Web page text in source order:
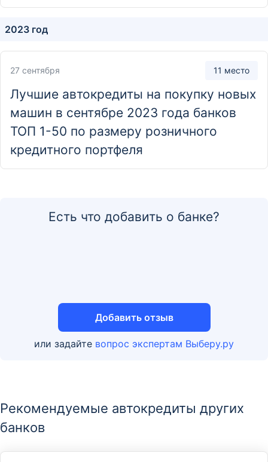
Дополнительный офис «Голден Парк»
ул. Курчатова, 1 (3 этаж), г. Новосибирск, 630129,
2023 год
27 сентября 11 место
Лучшие автокредиты на покупку новых
машин в сентябре 2023 года банков
ТОП 1-50 по размеру розничного
кредитного портфеля
Есть что добавить о банке?
Добавить отзыв
или задайте вопрос экспертам Выберу.ру
Рекомендуемые автокредиты других
банков